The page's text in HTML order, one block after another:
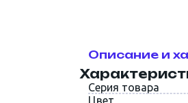
Описание и
Серия товара
Цвет